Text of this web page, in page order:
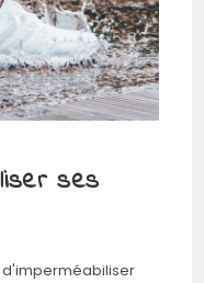
ses
d'imperméabiliser